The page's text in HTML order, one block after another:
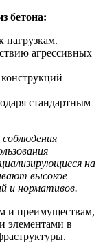
бетона:
нагрузкам.
агрессивных
стандартным
на
высокое
и нормативов.
и преимуществам,
элементами в